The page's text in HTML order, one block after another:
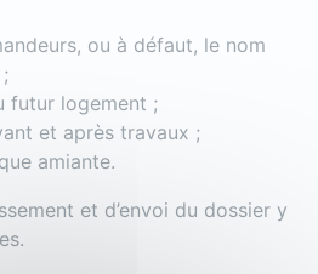
ou à défaut, le nom
futur logement ;
et après travaux ;
amiante.
et d’envoi du dossier y